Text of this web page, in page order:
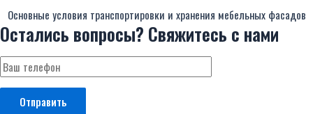
Основные условия транспортировки и хранения мебельных фасадов
Остались вопросы? Свяжитесь с нами